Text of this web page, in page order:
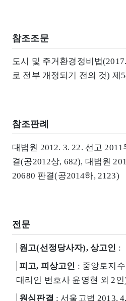
참조조문
도시 및 주거환경정비법
로 전부 개정되기 전의 것) 제
참조판례
대법원 2012. 3. 22. 선고
결(공2012상, 682), 대법원
20680 판결(공2014하, 2123)
전문
원고(선정당사자), 상고인 :
피고, 피상고인 : 중앙토지
대리인 변호사 윤영현 외 2인
원심판결 : 서울고법 2013.